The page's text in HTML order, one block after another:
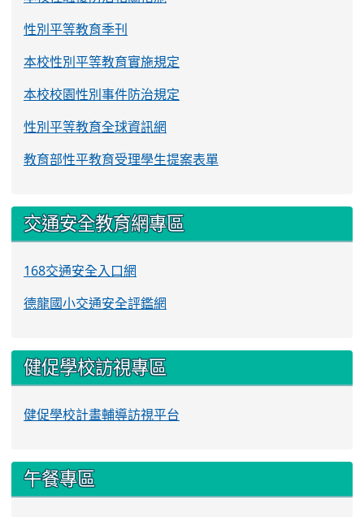
性別平等教育季刊
本校性別平等教育實施規定
本校校園性別事件防治規定
性別平等教育全球資訊網
教育部性平教育受理學生提案表單
交通安全教育網專區
168交通安全入口網
德龍國小交通安全評鑑網
健促學校訪視專區
健促學校計畫輔導訪視平台
午餐專區